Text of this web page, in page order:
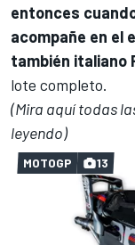
entonces
acompañe en el
también italiano
lote completo.
(Mira aquí todas
leyendo)
MOTOGP 13